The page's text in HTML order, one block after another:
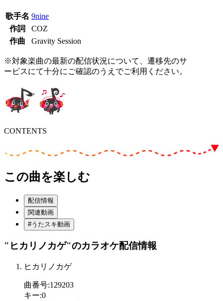
歌手名 9nine
作詞
COZ
作曲
Gravity Session
※対象楽曲の最新の配信状況について、遷移先のサ
ービスにて十分にご確認のうえでご利用ください。
CONTENTS
この曲を楽しむ
配信情報
関連動画
#うたスキ動画
"ヒカリノカゲ"のカラオケ配信情報
ヒカリノカゲ
曲番号:129203
キー:0